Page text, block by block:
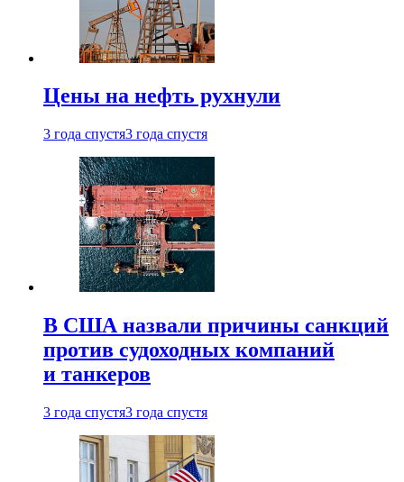
Цены на нефть рухнули
3 года спустя3 года спустя
В США назвали причины санкций
против судоходных компаний
и танкеров
3 года спустя3 года спустя